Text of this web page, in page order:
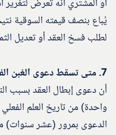
أو المشتري أنه تعرض
يُباع بنصف قيمته السوقية
لطلب فسخ العقد أو تعديل
7. متى تسقط دعوى الغبن الفاحش (مدة التقادم)؟
أن دعوى إبطال العقد بسبب
واحدة) من تاريخ العلم
الدعوى بمرور (عشر سنوات)